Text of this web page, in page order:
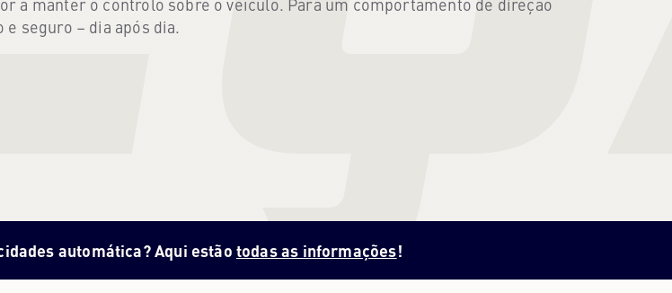
PORTUGUESE
a manter o controlo sobre o veículo. Para um comportamento de direção
e seguro – dia após dia.
automática? Aqui estãotodas as informações!